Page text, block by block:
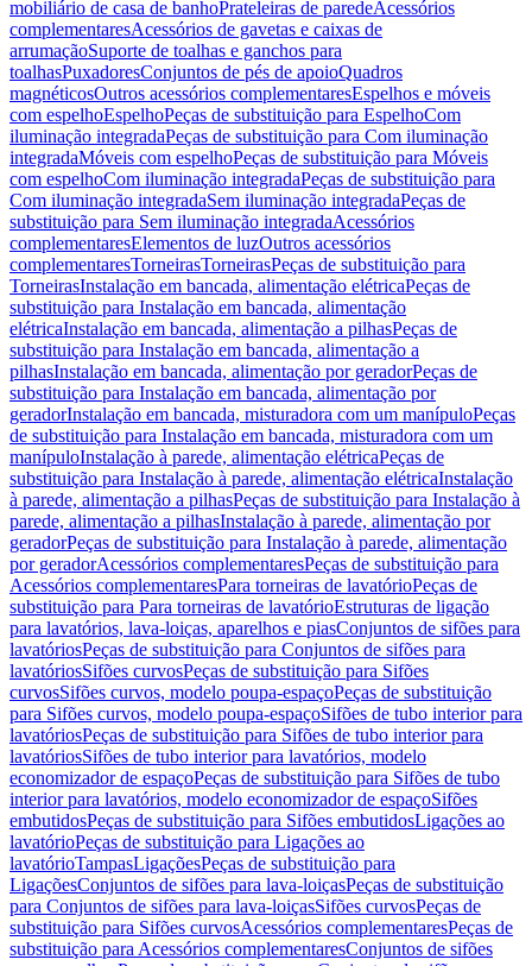
mobiliário de casa de banhoPrateleiras de paredeAcessórios
complementaresAcessórios de gavetas e caixas de
arrumaçãoSuporte de toalhas e ganchos para
toalhasPuxadoresConjuntos de pés de apoioQuadros
magnéticosOutros acessórios complementaresEspelhos e móveis
com espelhoEspelhoPeças de substituição para EspelhoCom
iluminação integradaPeças de substituição para Com iluminação
integradaMóveis com espelhoPeças de substituição para Móveis
com espelhoCom iluminação integradaPeças de substituição para
Com iluminação integradaSem iluminação integradaPeças de
substituição para Sem iluminação integradaAcessórios
complementaresElementos de luzOutros acessórios
complementaresTorneirasTorneirasPeças de substituição para
TorneirasInstalação em bancada, alimentação elétricaPeças de
substituição para Instalação em bancada, alimentação
elétricaInstalação em bancada, alimentação a pilhasPeças de
substituição para Instalação em bancada, alimentação a
pilhasInstalação em bancada, alimentação por geradorPeças de
substituição para Instalação em bancada, alimentação por
geradorInstalação em bancada, misturadora com um manípuloPeças
de substituição para Instalação em bancada, misturadora com um
manípuloInstalação à parede, alimentação elétricaPeças de
substituição para Instalação à parede, alimentação elétricaInstalação
à parede, alimentação a pilhasPeças de substituição para Instalação à
parede, alimentação a pilhasInstalação à parede, alimentação por
geradorPeças de substituição para Instalação à parede, alimentação
por geradorAcessórios complementaresPeças de substituição para
Acessórios complementaresPara torneiras de lavatórioPeças de
substituição para Para torneiras de lavatórioEstruturas de ligação
para lavatórios, lava-loiças, aparelhos e piasConjuntos de sifões para
lavatóriosPeças de substituição para Conjuntos de sifões para
lavatóriosSifões curvosPeças de substituição para Sifões
curvosSifões curvos, modelo poupa-espaçoPeças de substituição
para Sifões curvos, modelo poupa-espaçoSifões de tubo interior para
lavatóriosPeças de substituição para Sifões de tubo interior para
lavatóriosSifões de tubo interior para lavatórios, modelo
economizador de espaçoPeças de substituição para Sifões de tubo
interior para lavatórios, modelo economizador de espaçoSifões
embutidosPeças de substituição para Sifões embutidosLigações ao
lavatórioPeças de substituição para Ligações ao
lavatórioTampasLigaçõesPeças de substituição para
LigaçõesConjuntos de sifões para lava-loiçasPeças de substituição
para Conjuntos de sifões para lava-loiçasSifões curvosPeças de
substituição para Sifões curvosAcessórios complementaresPeças de
substituição para Acessórios complementaresConjuntos de sifões